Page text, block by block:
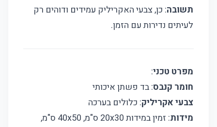
תשובה: כן, צבעי האקריליק עמידים ודוהים רק
לעיתים נדירות עם הזמן.
מפרט טכני:
חומר קנבס: בד פשתן איכותי
צבעי אקריליק: כלולים בערכה
מידות
: זמין במידות 20x30 ס"מ, 40x50 ס"מ,